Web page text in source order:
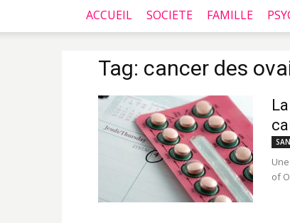
ACCUEIL SOCIETE FAMILLE
Tag: cancer des
of